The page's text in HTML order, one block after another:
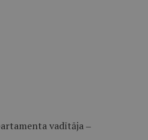
vadītāja ‒